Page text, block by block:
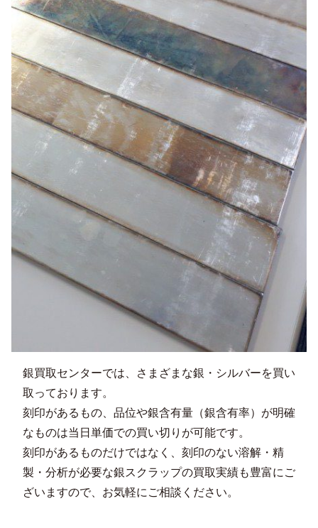
銀買取センターでは、さまざまな銀・シルバーを買い
取っております。
刻印があるもの、品位や銀含有量（銀含有率）が明確
なものは当日単価での買い切りが可能です。
刻印があるものだけではなく、刻印のない溶解・精
製・分析が必要な銀スクラップの買取実績も豊富にご
ざいますので、お気軽にご相談ください。